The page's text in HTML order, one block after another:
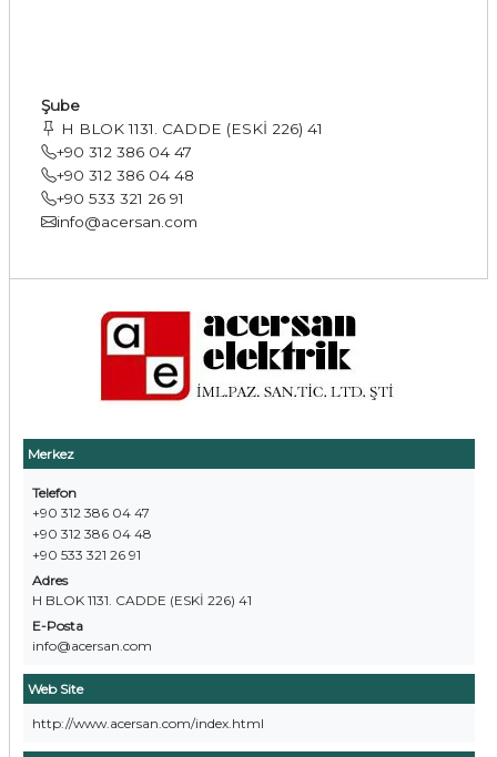
Merkez
Telefon
+90 312 386 04 47
+90 312 386 04 48
+90 533 321 26 91
Adres
H BLOK 1131. CADDE (ESKİ 226) 41
E-Posta
info@acersan.com
Web Site
http://www.acersan.com/index.html
Şube
H BLOK 1131. CADDE (ESKİ 226) 41
+90 312 386 04 47
+90 312 386 04 48
+90 533 321 26 91
info@acersan.com